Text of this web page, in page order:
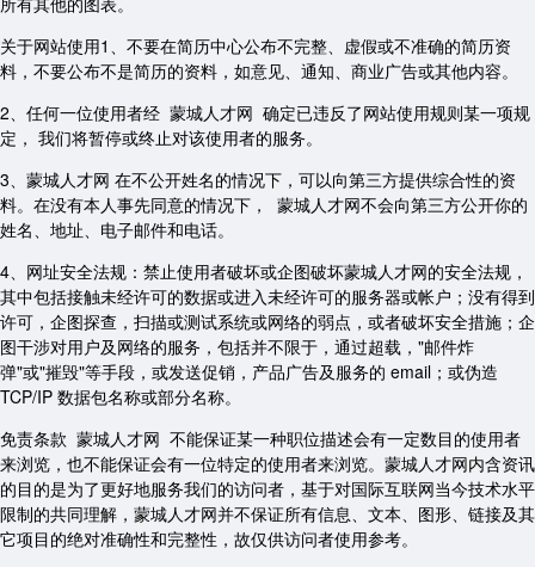
关于网站使用1、不要在简历中心公布不完整、虚假或不准确的简历资
料，不要公布不是简历的资料，如意见、通知、商业广告或其他内容。
2、任何一位使用者经 蒙城人才网 确定已违反了网站使用规则某一项规
定， 我们将暂停或终止对该使用者的服务。
3、蒙城人才网 在不公开姓名的情况下，可以向第三方提供综合性的资
料。在没有本人事先同意的情况下， 蒙城人才网不会向第三方公开你的
姓名、地址、电子邮件和电话。
4、网址安全法规：禁止使用者破坏或企图破坏蒙城人才网的安全法规，
其中包括接触未经许可的数据或进入未经许可的服务器或帐户；没有得到
许可，企图探查，扫描或测试系统或网络的弱点，或者破坏安全措施；企
图干涉对用户及网络的服务，包括并不限于，通过超载，"邮件炸
弹"或"摧毁"等手段，或发送促销，产品广告及服务的 email；或伪造
TCP/IP 数据包名称或部分名称。
免责条款 蒙城人才网 不能保证某一种职位描述会有一定数目的使用者
来浏览，也不能保证会有一位特定的使用者来浏览。蒙城人才网内含资讯
的目的是为了更好地服务我们的访问者，基于对国际互联网当今技术水平
限制的共同理解，蒙城人才网并不保证所有信息、文本、图形、链接及其
它项目的绝对准确性和完整性，故仅供访问者使用参考。